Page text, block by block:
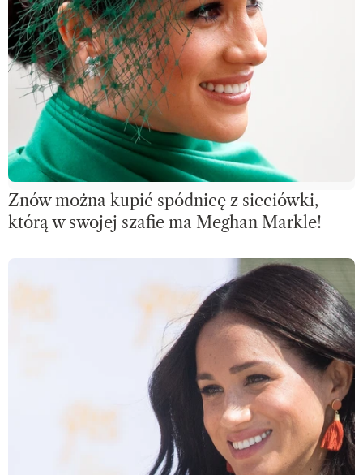
Znów można kupić spódnicę z sieciówki,
którą w swojej szafie ma Meghan Markle!